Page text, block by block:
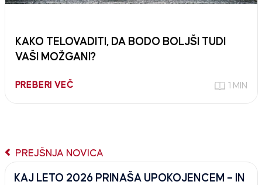
KAKO TELOVADITI, DA BODO BOLJŠI TUDI
VAŠI MOŽGANI?
PREBERI VEČ 1 MIN
PREJŠNJA NOVICA
KAJ LETO 2026 PRINAŠA UPOKOJENCEM – IN